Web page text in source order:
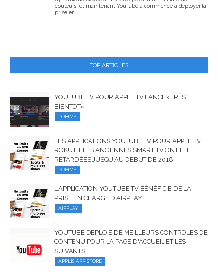
couleurs, et maintenant YouTube a commencé à déployer la
prise en...
TOP ARTICLES
YOUTUBE TV POUR APPLE TV LANCE «TRÈS
BIENTÔT»
POMME
LES APPLICATIONS YOUTUBE TV POUR APPLE TV,
ROKU ET LES ANCIENNES SMART TV ONT ÉTÉ
RETARDÉES JUSQU'AU DÉBUT DE 2018
POMME
L'APPLICATION YOUTUBE TV BÉNÉFICIE DE LA
PRISE EN CHARGE D'AIRPLAY
AIRPLAY
YOUTUBE DÉPLOIE DE MEILLEURS CONTRÔLES DE
CONTENU POUR LA PAGE D'ACCUEIL ET LES
SUIVANTS
APPLIS APP STORE